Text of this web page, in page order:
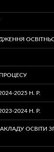
2025 Н. Р.
2024 Н. Р.
ОСВІТИ